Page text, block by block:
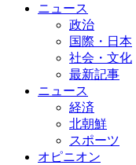
ニュース
政治
国際・日本
社会・文化
最新記事
ニュース
経済
北朝鮮
スポーツ
オピニオン